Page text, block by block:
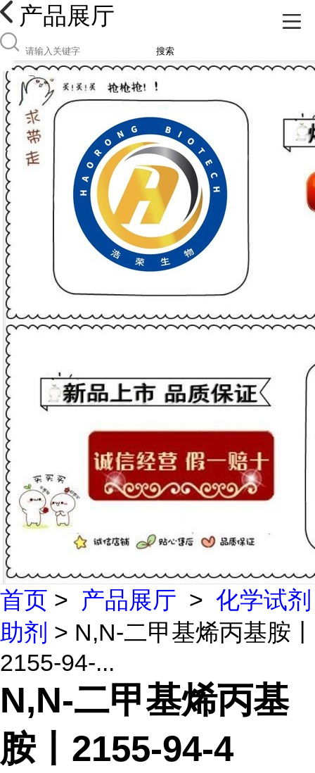
产品展厅
搜索
首页 > 产品展厅 > 化学试剂
助剂 > N,N-二甲基烯丙基胺丨
2155-94-...
N,N-二甲基烯丙基
胺丨2155-94-4